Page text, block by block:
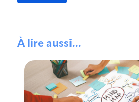
À lire aussi...